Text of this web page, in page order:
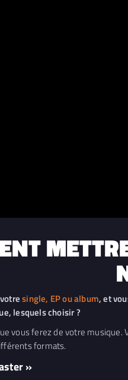
single, EP ou album, et
lesquels choisir ?
vous ferez de votre
formats.
»